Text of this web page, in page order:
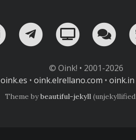
¡Mándame un email!
¡Nuestro canal en
Oink! TV
© Oink! • 2001-2026
oink.es • oink.elrellano.com • oink.in
Theme bybeautiful-jekyll